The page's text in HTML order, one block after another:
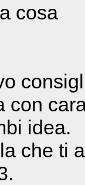
cosa
con
idea.
che ti